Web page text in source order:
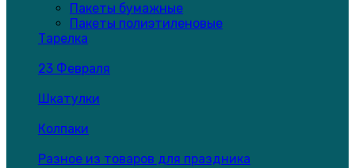
Пакеты бумажные
Пакеты полиэтиленовые
Тарелка
23 Февраля
Шкатулки
Колпаки
Разное из товаров для праздника